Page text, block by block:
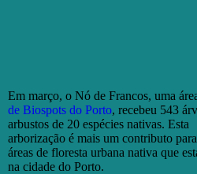
Em março, o Nó de Francos, uma
de Biospots do Porto, recebeu 543
arbustos de 20 espécies nativas. Esta
arborização é mais um contributo
áreas de floresta urbana nativa que
na cidade do Porto.